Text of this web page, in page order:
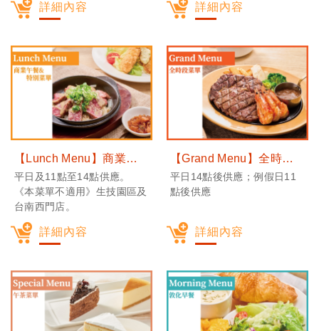
詳細內容
※【2024/12/15更新】詳細
詳細內容
【Lunch Menu】商業午餐&特別菜單
平日及11點至14點供應。
《本菜單不適用》生技園區及
台南西門店。
詳細內容
【Grand Menu】全時段菜單
平日14點後供應；例假日11
點後供應
詳細內容